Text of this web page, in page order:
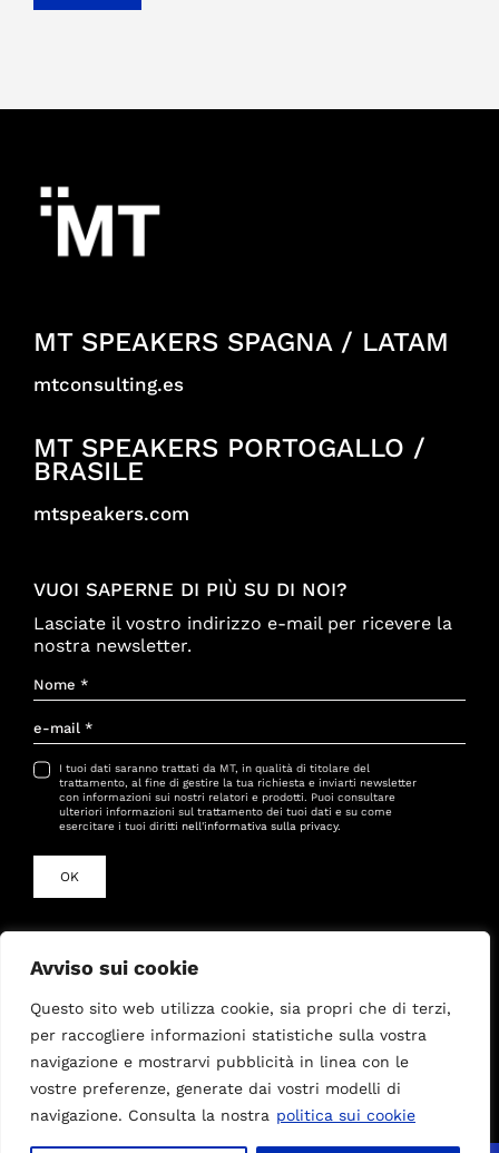
Avviso sui cookie
Questo sito web utilizza cookie, sia propri che di terzi,
per raccogliere informazioni statistiche sulla vostra
navigazione e mostrarvi pubblicità in linea con le
vostre preferenze, generate dai vostri modelli di
navigazione. Consulta la nostra politica sui cookie
MT SPEAKERS SPAGNA / LATAM
mtconsulting.es
MT SPEAKERS PORTOGALLO /
BRASILE
mtspeakers.com
VUOI SAPERNE DI PIÙ SU DI NOI?
Lasciate il vostro indirizzo e-mail per ricevere la
nostra newsletter.
I tuoi dati saranno trattati da MT, in qualità di titolare del
trattamento, al fine di gestire la tua richiesta e inviarti newsletter
con informazioni sui nostri relatori e prodotti. Puoi consultare
ulteriori informazioni sul trattamento dei tuoi dati e su come
esercitare i tuoi diritti nell'informativa sulla privacy.
OK
stefania@mtconsulting.es
nicolo@mtconsulting.es
+34 933156034
Informativa sulla privacy Politica sui cookie–Avviso
legale